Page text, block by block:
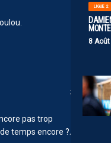
LIGUE 2
8
pas trop
temps encore ?😂